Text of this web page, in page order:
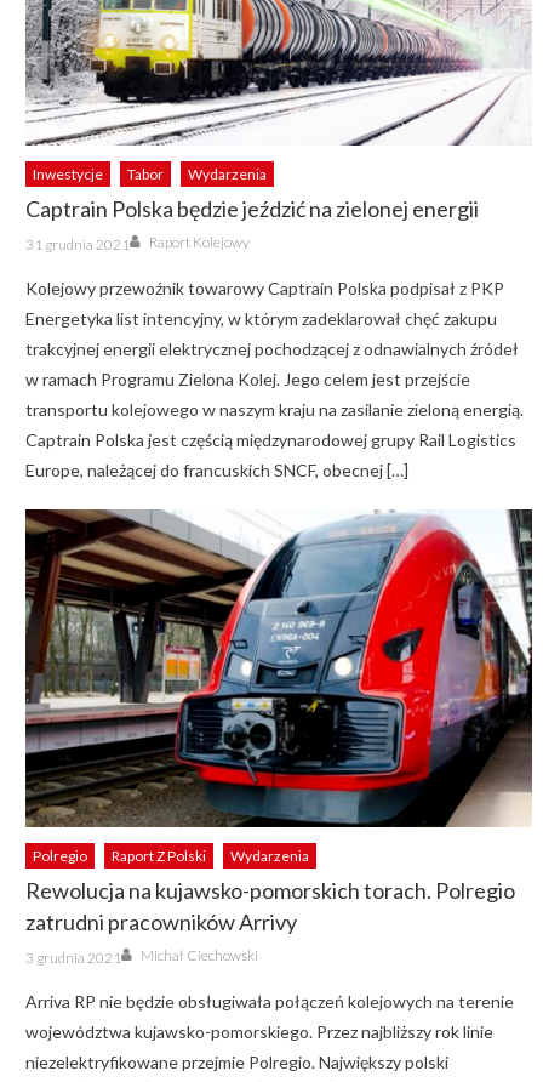
Inwestycje Tabor Wydarzenia
Captrain Polska będzie jeździć na zielonej energii
Posted
on
31 grudnia 2021 Author
Raport Kolejowy
Kolejowy przewoźnik towarowy Captrain Polska podpisał z PKP
Energetyka list intencyjny, w którym zadeklarował chęć zakupu
trakcyjnej energii elektrycznej pochodzącej z odnawialnych źródeł
w ramach Programu Zielona Kolej. Jego celem jest przejście
transportu kolejowego w naszym kraju na zasilanie zieloną energią.
Captrain Polska jest częścią międzynarodowej grupy Rail Logistics
Europe, należącej do francuskich SNCF, obecnej […]
Polregio Raport Z Polski Wydarzenia
Rewolucja na kujawsko-pomorskich torach. Polregio
zatrudni pracowników Arrivy
Posted
on
3 grudnia 2021 Author
Michał Ciechowski
Arriva RP nie będzie obsługiwała połączeń kolejowych na terenie
województwa kujawsko-pomorskiego. Przez najbliższy rok linie
niezelektryfikowane przejmie Polregio. Największy polski